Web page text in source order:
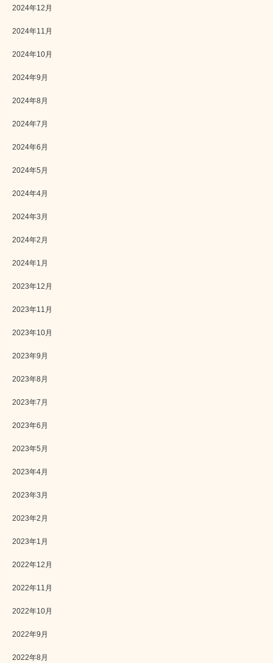
2024年12月
2024年11月
2024年10月
2024年9月
2024年8月
2024年7月
2024年6月
2024年5月
2024年4月
2024年3月
2024年2月
2024年1月
2023年12月
2023年11月
2023年10月
2023年9月
2023年8月
2023年7月
2023年6月
2023年5月
2023年4月
2023年3月
2023年2月
2023年1月
2022年12月
2022年11月
2022年10月
2022年9月
2022年8月